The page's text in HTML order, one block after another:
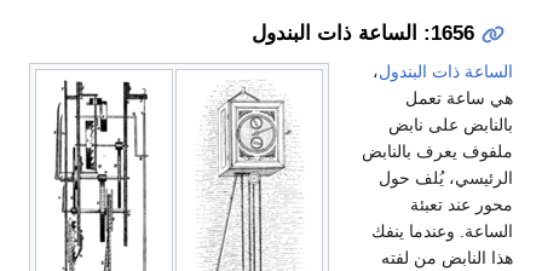
1656: الساعة ذات البندول
الساعة ذات البندول،
هي ساعة تعمل
بالنابض على نابض
ملفوف يعرف بالنابض
الرئيسي، يُلف حول
محور عند تعبئة
الساعة. وعندما ينفك
هذا النابض من لفته